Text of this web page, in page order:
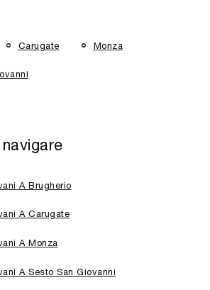
Carugate Monza
A Brugherio
A Carugate
A Monza
A Sesto San Giovanni